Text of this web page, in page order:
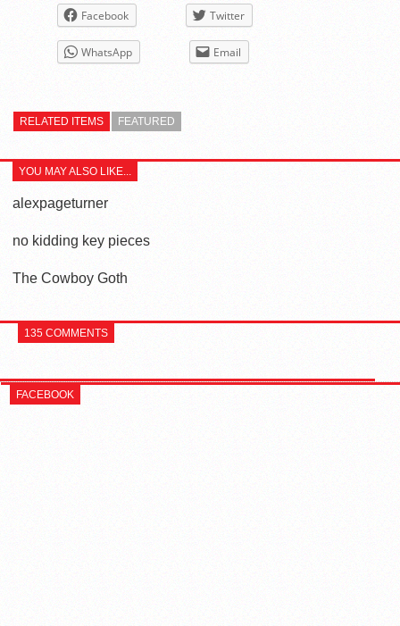
Facebook Twitter
WhatsApp Email
RELATED ITEMS FEATURED
YOU MAY ALSO LIKE...
alexpageturner
no kidding key pieces
The Cowboy Goth
135 COMMENTS
FACEBOOK